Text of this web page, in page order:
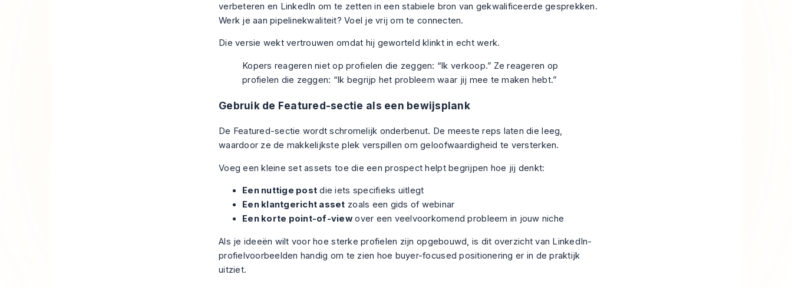
verbeteren en LinkedIn om te zetten in een stabiele bron van gekwalificeerde gesprekken.
Werk je aan pipelinekwaliteit? Voel je vrij om te connecten.
Die versie wekt vertrouwen omdat hij geworteld klinkt in echt werk.
Kopers reageren niet op profielen die zeggen: “Ik verkoop.” Ze reageren op
profielen die zeggen: “Ik begrijp het probleem waar jij mee te maken hebt.”
Gebruik de Featured-sectie als een bewijsplank
De Featured-sectie wordt schromelijk onderbenut. De meeste reps laten die leeg,
waardoor ze de makkelijkste plek verspillen om geloofwaardigheid te versterken.
Voeg een kleine set assets toe die een prospect helpt begrijpen hoe jij denkt:
Een nuttige post die iets specifieks uitlegt
Een klantgericht asset zoals een gids of webinar
Een korte point-of-viewover een veelvoorkomend probleem in jouw niche
Als je ideeën wilt voor hoe sterke profielen zijn opgebouwd, is dit overzicht van LinkedIn-
profielvoorbeelden handig om te zien hoe buyer-focused positionering er in de praktijk
uitziet.